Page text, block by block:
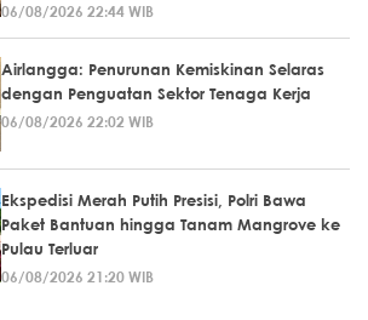
06/08/2026 22:44 WIB
Airlangga: Penurunan Kemiskinan Selaras
dengan Penguatan Sektor Tenaga Kerja
06/08/2026 22:02 WIB
Ekspedisi Merah Putih Presisi, Polri Bawa
Paket Bantuan hingga Tanam Mangrove ke
Pulau Terluar
06/08/2026 21:20 WIB